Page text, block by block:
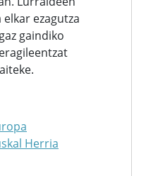
ezagutza
gaindiko
Herria